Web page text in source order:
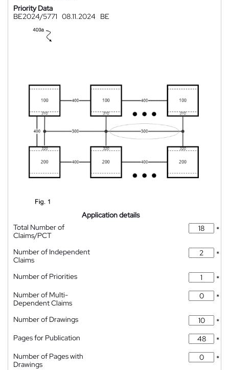
Priority Data
BE2024/5771 08.11.2024 BE
Application details
Total Number of
Claims/PCT
*
Number of Independent
Claims
*
Number of Priorities
*
Number of Multi-
Dependent Claims
*
Number of Drawings
*
Pages for Publication
*
Number of Pages with
Drawings
*